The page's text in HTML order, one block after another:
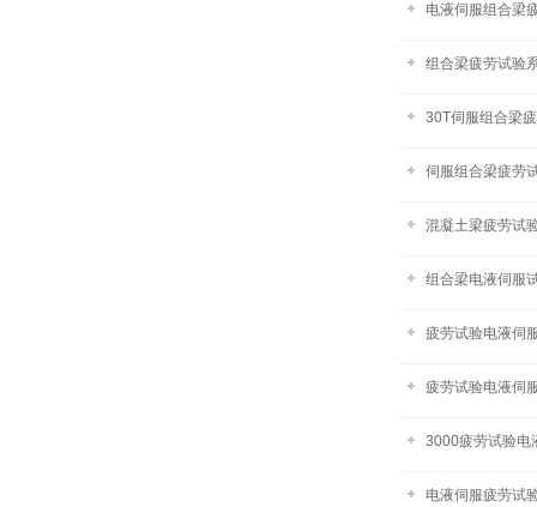
电液伺服组合梁
组合梁疲劳试验
30T伺服组合梁
伺服组合梁疲劳
混凝土梁疲劳试
组合梁电液伺服
疲劳试验电液伺
疲劳试验电液伺
3000疲劳试验电
电液伺服疲劳试